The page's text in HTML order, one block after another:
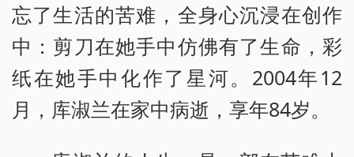
忘了生活的苦难，全身心沉浸在创作
中：剪刀在她手中仿佛有了生命，彩
纸在她手中化作了星河。2004年12
月，库淑兰在家中病逝，享年84岁。